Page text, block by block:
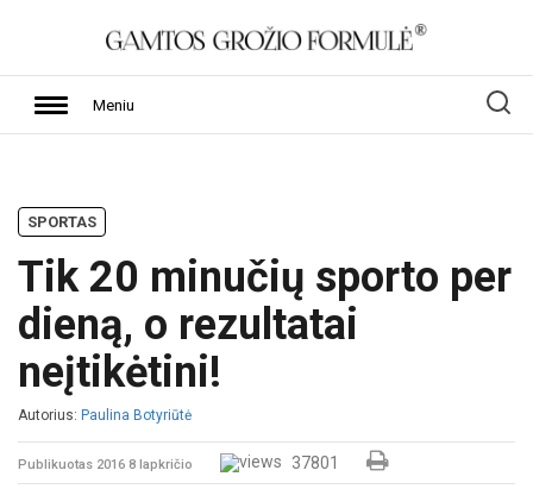
Meniu
SPORTAS
Tik 20 minučių sporto per
dieną, o rezultatai
neįtikėtini!
Autorius: Paulina Botyriūtė
Publikuotas 2016 8 lapkričio 37801